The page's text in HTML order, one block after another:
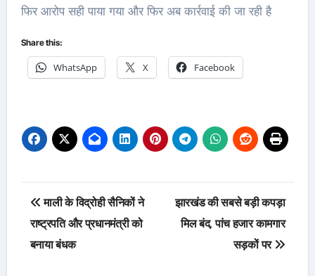
फिर आरोप सही पाया गया और फिर अब कार्रवाई की जा रही है
Share this:
WhatsApp X Facebook
Post
navigation
माली के विद्रोही सैनिकों ने
राष्ट्रपति और प्रधानमंत्री को
बनाया बंधक
झारखंड की सबसे बड़ी कपड़ा
मिल बंद, पांच हजार कामगार
सड़कों पर